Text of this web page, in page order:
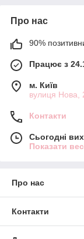
Про нас
90%
Працює з
м. Київ
вулиця Нова,
Контакти
Сьогодні
Показати
Про нас
Контакти